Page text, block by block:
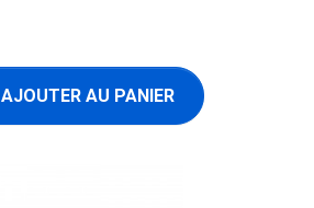
AJOUTER AU PANIER